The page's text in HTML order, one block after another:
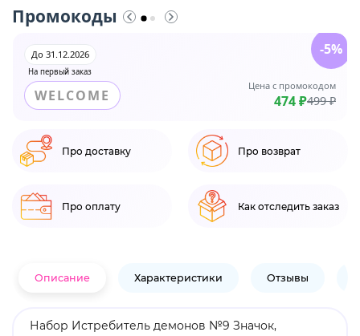
Промокоды
На первый заказ
До 31.12.2026
WELCOME
Цена с промокодом
474 ₽499 ₽
-5%
Про доставку Про возврат
Про оплату Как отследить заказ
Описание Характеристики Отзывы
Набор Истребитель демонов №9 Значок,